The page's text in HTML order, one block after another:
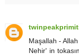
Maşallah -
Nehir' in